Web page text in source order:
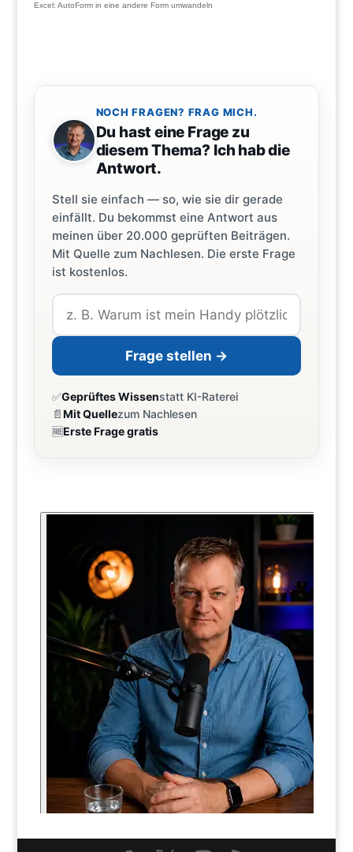
Excel: AutoForm in eine andere Form umwandeln
NOCH FRAGEN? FRAG MICH.
Du hast eine Frage zu
diesem Thema? Ich hab die
Antwort.
Stell sie einfach — so, wie sie dir gerade
einfällt. Du bekommst eine Antwort aus
meinen über 20.000 geprüften Beiträgen.
Mit Quelle zum Nachlesen. Die erste Frage
ist kostenlos.
Frage stellen →
✅Geprüftes Wissenstatt KI-Raterei
📄Mit Quellezum Nachlesen
🆓Erste Frage gratis